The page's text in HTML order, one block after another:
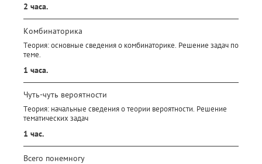
2 часа.
Комбинаторика
Теория: основные сведения о комбинаторике. Решение задач по
теме.
1 часа.
Чуть-чуть вероятности
Теория: начальные сведения о теории вероятности. Решение
тематических задач
1 час.
Всего понемногу